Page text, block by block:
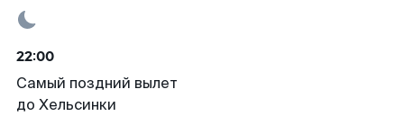
22:00
Самый поздний вылет
до Хельсинки